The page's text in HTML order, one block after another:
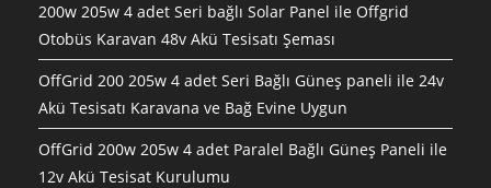
200w 205w 4 adet Seri bağlı Solar Panel ile Offgrid
Otobüs Karavan 48v Akü Tesisatı Şeması
OffGrid 200 205w 4 adet Seri Bağlı Güneş paneli ile 24v
Akü Tesisatı Karavana ve Bağ Evine Uygun
OffGrid 200w 205w 4 adet Paralel Bağlı Güneş Paneli ile
12v Akü Tesisat Kurulumu